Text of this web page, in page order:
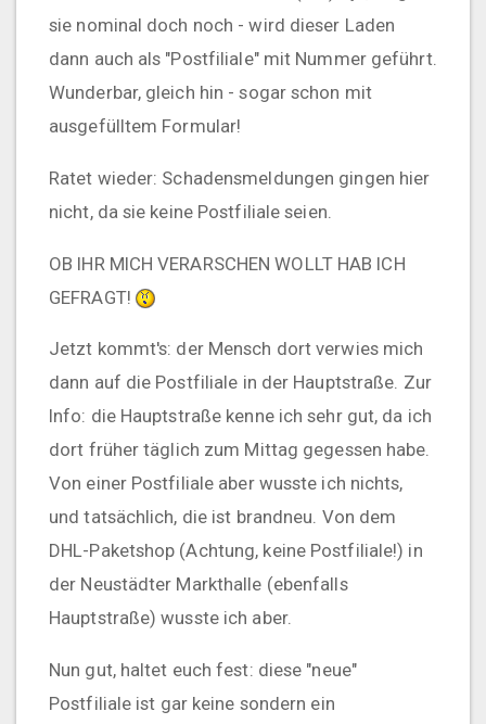
sie nominal doch noch - wird dieser Laden
dann auch als "Postfiliale" mit Nummer geführt.
Wunderbar, gleich hin - sogar schon mit
ausgefülltem Formular!
Ratet wieder: Schadensmeldungen gingen hier
nicht, da sie keine Postfiliale seien.
OB IHR MICH VERARSCHEN WOLLT HAB ICH
GEFRAGT!
Jetzt kommt's: der Mensch dort verwies mich
dann auf die Postfiliale in der Hauptstraße. Zur
Info: die Hauptstraße kenne ich sehr gut, da ich
dort früher täglich zum Mittag gegessen habe.
Von einer Postfiliale aber wusste ich nichts,
und tatsächlich, die ist brandneu. Von dem
DHL-Paketshop (Achtung, keine Postfiliale!) in
der Neustädter Markthalle (ebenfalls
Hauptstraße) wusste ich aber.
Nun gut, haltet euch fest: diese "neue"
Postfiliale ist gar keine sondern ein